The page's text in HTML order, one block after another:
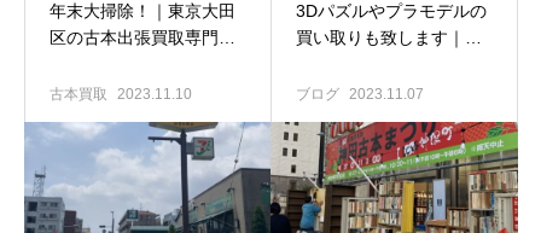
年末大掃除！｜東京大田
区の古本出張買取専門店
古本買取 2023.11.10
3Dパズルやプラモデルの
買い取りも致します｜東
専門店 古書窟揚羽堂
ブログ 2023.11.07